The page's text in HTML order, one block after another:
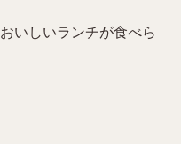
いしいランチが食べら